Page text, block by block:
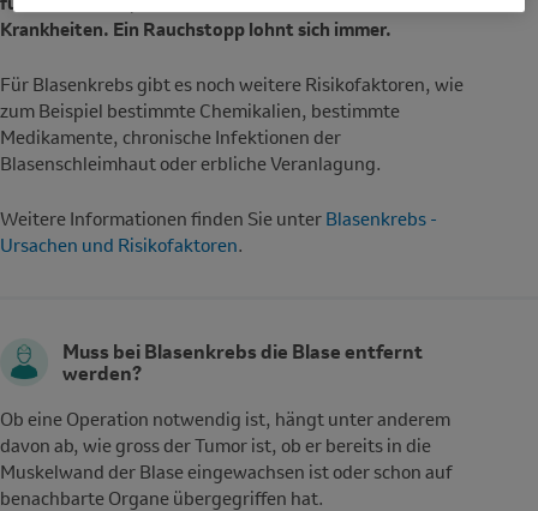
Krankheiten. Ein Rauchstopp lohnt sich immer.
Für Blasenkrebs gibt es noch weitere Risikofaktoren, wie
zum Beispiel bestimmte Chemikalien, bestimmte
Medikamente, chronische Infektionen der
Blasenschleimhaut oder erbliche Veranlagung.
Weitere Informationen finden Sie unter Blasenkrebs -
Ursachen und Risikofaktoren.
Muss bei Blasenkrebs die Blase entfernt
werden?
Ob eine Operation notwendig ist, hängt unter anderem
davon ab, wie gross der Tumor ist, ob er bereits in die
Muskelwand der Blase eingewachsen ist oder schon auf
benachbarte Organe übergegriffen hat.